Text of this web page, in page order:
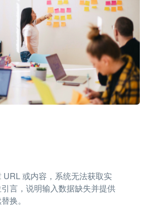
或内容，系统无法获取实
言，说明输入数据缺失并提供
换。